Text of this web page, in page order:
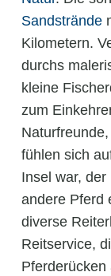
Sandstrände
Kilometern.
durchs
kleine
zum
fühlen sich
Insel war,
andere Pferd
diverse
Reitservice,